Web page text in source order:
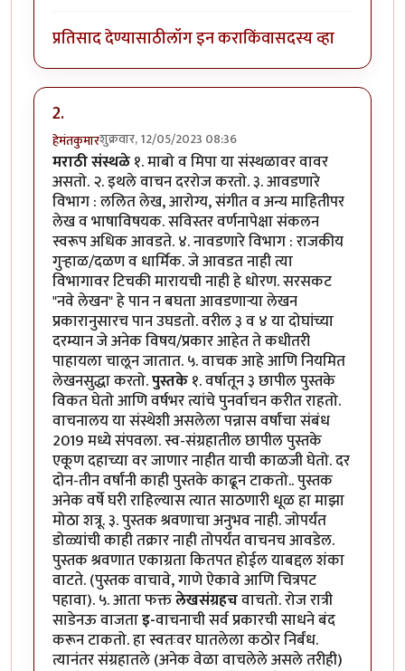
प्रतिसाद देण्यासाठीलॉग इन कराकिंवासदस्य व्हा
2.
हेमंतकुमारशुक्रवार, 12/05/2023 08:36
मराठी संस्थळे१. माबो व मिपा या संस्थळावर वावर
असतो. २. इथले वाचन दररोज करतो. ३. आवडणारे
विभाग : ललित लेख, आरोग्य, संगीत व अन्य माहितीपर
लेख व भाषाविषयक. सविस्तर वर्णनापेक्षा संकलन
स्वरूप अधिक आवडते. ४. नावडणारे विभाग : राजकीय
गुऱ्हाळ/दळण व धार्मिक. जे आवडत नाही त्या
विभागावर टिचकी मारायची नाही हे धोरण. सरसकट
"नवे लेखन" हे पान न बघता आवडणाऱ्या लेखन
प्रकारानुसारच पान उघडतो. वरील ३ व ४ या दोघांच्या
दरम्यान जे अनेक विषय/प्रकार आहेत ते कधीतरी
पाहायला चालून जातात. ५. वाचक आहे आणि नियमित
लेखनसुद्धा करतो.पुस्तके१. वर्षातून ३ छापील पुस्तके
विकत घेतो आणि वर्षभर त्यांचे पुनर्वाचन करीत राहतो.
वाचनालय या संस्थेशी असलेला पन्नास वर्षांचा संबंध
2019 मध्ये संपवला. स्व-संग्रहातील छापील पुस्तके
एकूण दहाच्या वर जाणार नाहीत याची काळजी घेतो. दर
दोन-तीन वर्षांनी काही पुस्तके काढून टाकतो.. पुस्तक
अनेक वर्षे घरी राहिल्यास त्यात साठणारी धूळ हा माझा
मोठा शत्रू. ३. पुस्तक श्रवणाचा अनुभव नाही. जोपर्यंत
डोळ्यांची काही तक्रार नाही तोपर्यंत वाचनच आवडेल.
पुस्तक श्रवणात एकाग्रता कितपत होईल याबद्दल शंका
वाटते. (पुस्तक वाचावे, गाणे ऐकावे आणि चित्रपट
पहावा). ५. आता फक्तलेखसंग्रहचवाचतो. रोज रात्री
साडेनऊ वाजताइ-वाचनाची सर्व प्रकारची साधने बंद
करून टाकतो. हा स्वतःवर घातलेला कठोर निर्बंध.
त्यानंतर संग्रहातले (अनेक वेळा वाचलेले असले तरीही)